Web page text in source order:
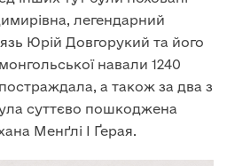
легендарний
Юрій Довгорукий та його
навали 1240
а також за два з
суттєво пошкоджена
Менґлі І Ґерая.